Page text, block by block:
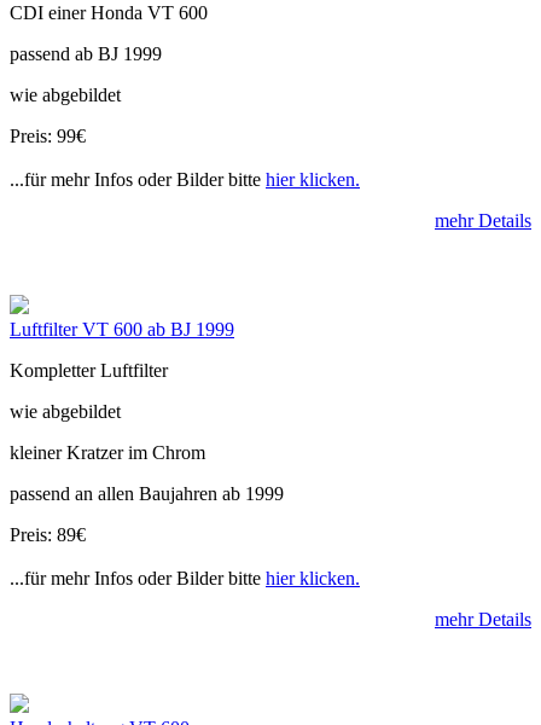
CDI einer Honda VT 600
passend ab BJ 1999
wie abgebildet
Preis: 99€
...für mehr Infos oder Bilder bitte hier klicken.
mehr Details
Luftfilter VT 600 ab BJ 1999
Kompletter Luftfilter
wie abgebildet
kleiner Kratzer im Chrom
passend an allen Baujahren ab 1999
Preis: 89€
...für mehr Infos oder Bilder bitte hier klicken.
mehr Details